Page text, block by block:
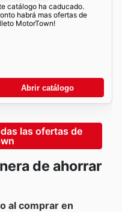
catálogo ha caducado.
habrá mas ofertas de
MotorTown!
Abrir catálogo
las ofertas de
de ahorrar
al comprar en